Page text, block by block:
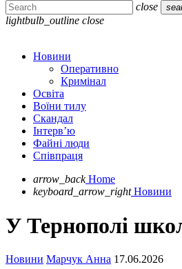
close
lightbulb_outline close
Новини
Оперативно
Кримінал
Освіта
Воїни тилу
Скандал
Інтерв’ю
Файні люди
Співпраця
arrow_back Home
keyboard_arrow_right Новини
У Тернополі
Новини Марчук Анна 17.06.2026